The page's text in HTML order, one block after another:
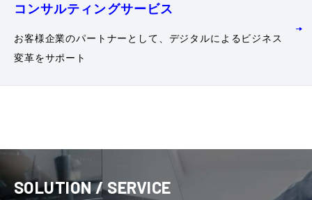
コンサルティングサービス
お客様企業のパートナーとして、デジタルによるビジネス
変革をサポート
SOLUTION / SERVICE